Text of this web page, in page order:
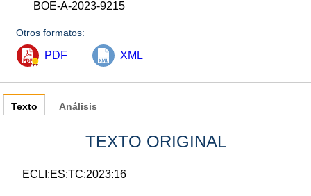
BOE-A-2023-9215
Otros formatos:
PDF XML
Texto
TEXTO ORIGINAL
ECLI:ES:TC:2023:16
Análisis